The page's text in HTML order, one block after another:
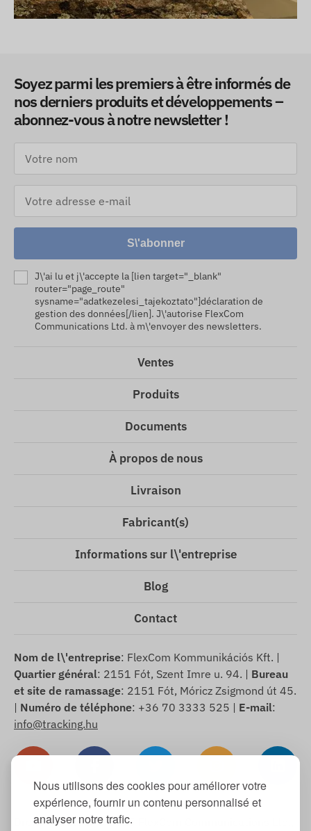
Nous utilisons des cookies pour améliorer votre
expérience, fournir un contenu personnalisé et
analyser notre trafic.
Soyez parmi les premiers à être informés de
nos derniers produits et développements –
abonnez-vous à notre newsletter !
S\'abonner
J\'ai lu et j\'accepte la [lien target="_blank"
router="page_route"
sysname="adatkezelesi_tajekoztato"]déclaration de
gestion des données[/lien]. J\'autorise FlexCom
Communications Ltd. à m\'envoyer des newsletters.
Ventes
Produits
Documents
À propos de nous
Livraison
Fabricant(s)
Informations sur l\'entreprise
Blog
Contact
Nom de l\'entreprise: FlexCom Kommunikációs Kft. |
Quartier général: 2151 Fót, Szent Imre u. 94. | Bureau
et site de ramassage: 2151 Fót, Móricz Zsigmond út 45.
| Numéro de téléphone: +36 70 3333 525 | E-mail:
info@tracking.hu
Droits d\'auteur © 2025 FlexCom Communications Ltd.,